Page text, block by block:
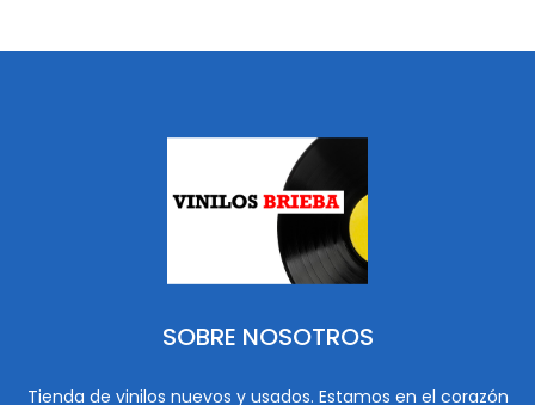
SOBRE NOSOTROS
Tienda de vinilos nuevos y usados. Estamos en el corazón